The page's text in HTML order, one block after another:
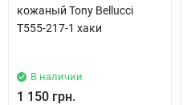
кожаный Tony Bellucci
T555-217-1 хаки
В наличии
1 150 грн.